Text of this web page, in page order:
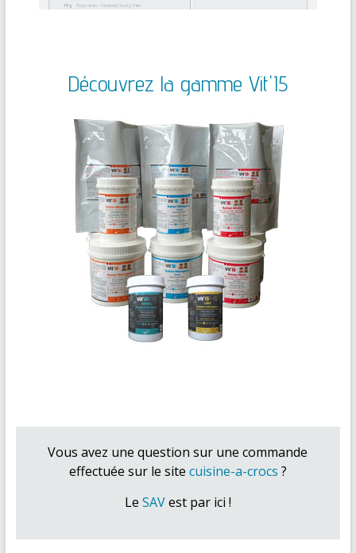
Découvrez la gamme Vit'I5
Vous avez une question sur une commande
effectuée sur le site cuisine-a-crocs ?
Le SAVest par ici !